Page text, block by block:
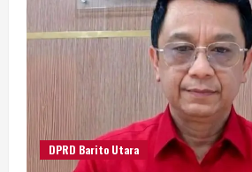
DPRD Barito Utara